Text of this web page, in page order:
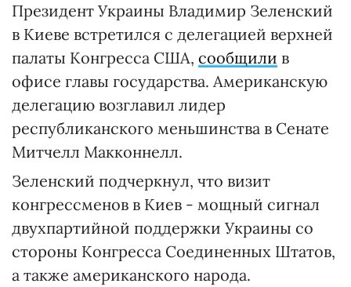
Президент Украины Владимир Зеленский
в Киеве встретился с делегацией верхней
палаты Конгресса США, сообщили в
офисе главы государства. Американскую
делегацию возглавил лидер
республиканского меньшинства в Сенате
Митчелл Макконнелл.
Зеленский подчеркнул, что визит
конгрессменов в Киев - мощный сигнал
двухпартийной поддержки Украины со
стороны Конгресса Соединенных Штатов,
а также американского народа.